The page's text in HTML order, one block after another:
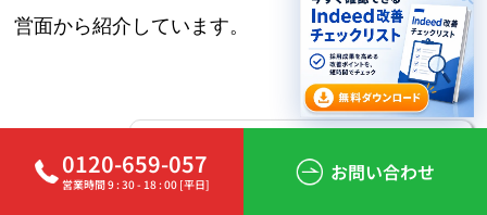
営面から紹介しています。
計画をたてるのは苦手なので、その
へんの勉強をちゃんとしたら、レベ
0120-659-057
営業時間 9 : 30 - 18 : 00 [平日] お問い合わせ